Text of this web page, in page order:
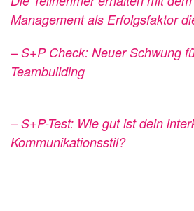
Management als Erfolgsfaktor
– S+P Check: Neuer Schwung
– S+P-Test: Wie gut ist dein
Kommunikationsstil?